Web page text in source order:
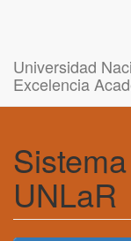
Universidad
Excelencia
UNLaR